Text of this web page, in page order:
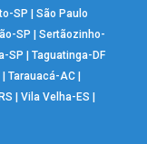
SP |São Paulo
SP |Sertãozinho-
SP |Taguatinga-DF
| Tarauacá-AC|
|Vila Velha-ES |